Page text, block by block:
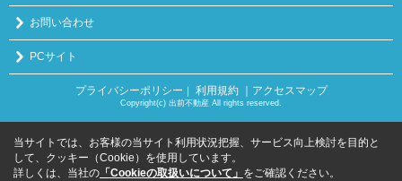
お問い合わせ
PCサイト
プライバシーポリシー 利用規約 ｜アクセスマップ
Copyright(c) 出前不動産 All rights reserved.
当サイトでは、お客様の当サイト利用状況把握、サービス向上検討を目的と
して、クッキー（Cookie）を使用しています。
詳しくは、当社の 「Cookieの取扱いについて」 をご確認ください。